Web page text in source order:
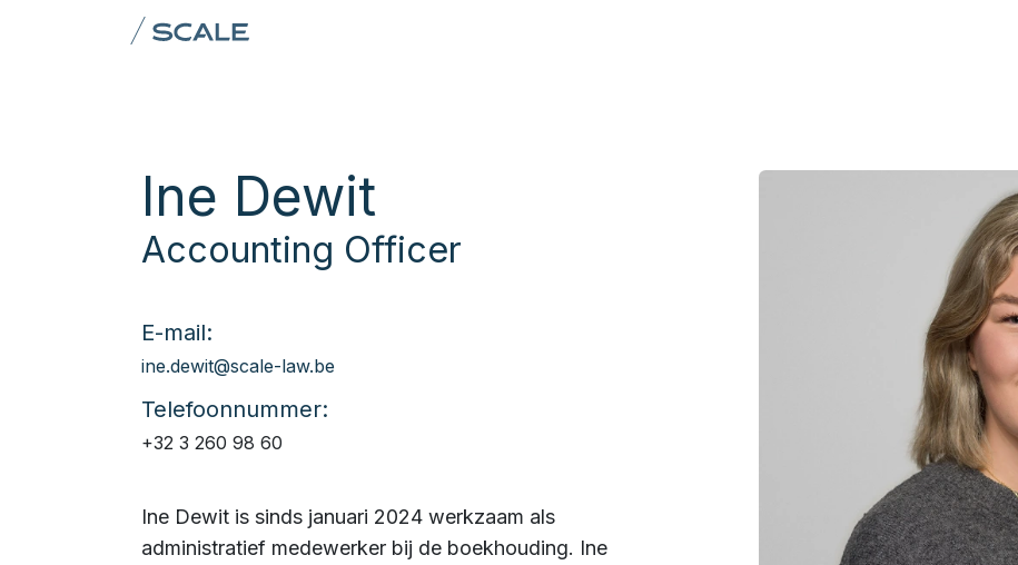
Overslaan naar inhoud
Ine Dewit
Accounting Officer
E-mail:
ine.dewit@scale-law.be
Telefoonnummer:
+32 3 260 98 60
Ine Dewit is sinds januari 2024 werkzaam als
administratief medewerker bij de boekhouding. Ine